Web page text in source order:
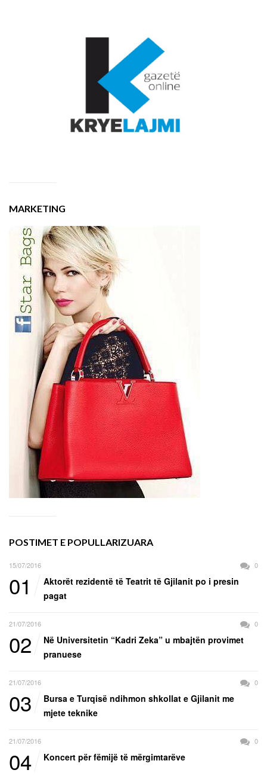
MARKETING
POSTIMET E POPULLARIZUARA
15/07/2016 0
01
Aktorët rezidentë të Teatrit të Gjilanit po i presin
pagat
21/07/2016 0
02
Në Universitetin “Kadri Zeka” u mbajtën provimet
pranuese
21/07/2016 0
03
Bursa e Turqisë ndihmon shkollat e Gjilanit me
mjete teknike
21/07/2016 0
04 Koncert për fëmijë të mërgimtarëve